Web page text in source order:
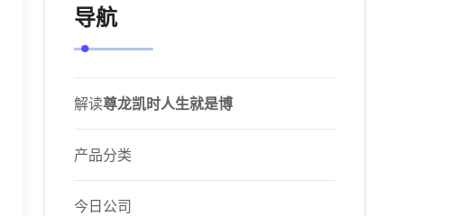
导航
解读尊龙凯时人生就是博
产品分类
今日公司